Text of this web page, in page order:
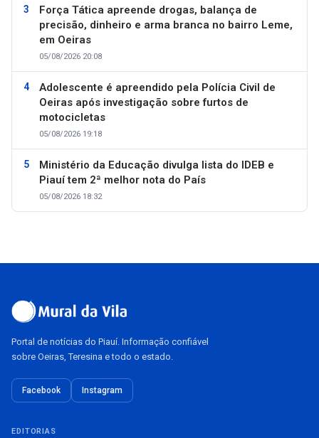
Força Tática apreende drogas, balança de
precisão, dinheiro e arma branca no bairro Leme,
em Oeiras
05/08/2026 20:08
Adolescente é apreendido pela Polícia Civil de
Oeiras após investigação sobre furtos de
motocicletas
05/08/2026 19:18
Ministério da Educação divulga lista do IDEB e
Piauí tem 2ª melhor nota do País
05/08/2026 18:32
Portal de notícias do Piauí. Informação confiável
sobre Oeiras, Teresina e todo o estado.
Facebook Instagram
EDITORIAS